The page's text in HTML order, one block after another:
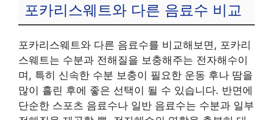
포카리스웨트와 다른 음료수 비교
포카리스웨트와 다른 음료수를 비교해보면, 포카리
스웨트는 수분과 전해질을 보충해주는 전자해수이
며, 특히 신속한 수분 보충이 필요한 운동 후나 땀을
많이 흘린 후에 좋은 선택이 될 수 있습니다. 반면에
단순한 스포츠 음료수나 일반 음료수는 수분과 일부